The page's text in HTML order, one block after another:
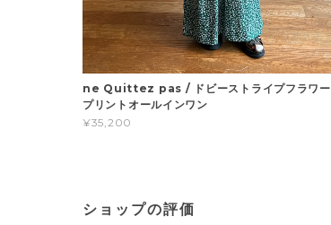
ne Quittez pas / ドビーストライプフラワー
プリントオールインワン
¥35,200
ショップの評価